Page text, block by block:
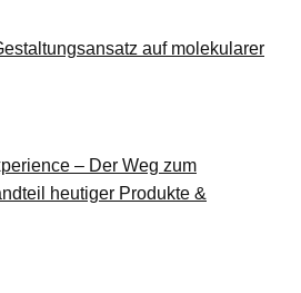
auf molekularer
– Der Weg zum
heutiger Produkte &